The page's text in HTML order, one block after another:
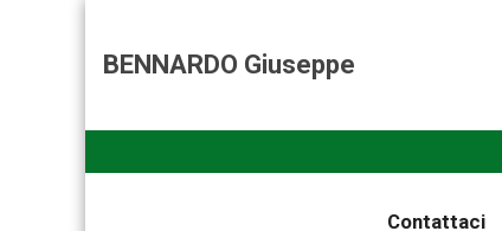
BENNARDO Giuseppe
Contattaci